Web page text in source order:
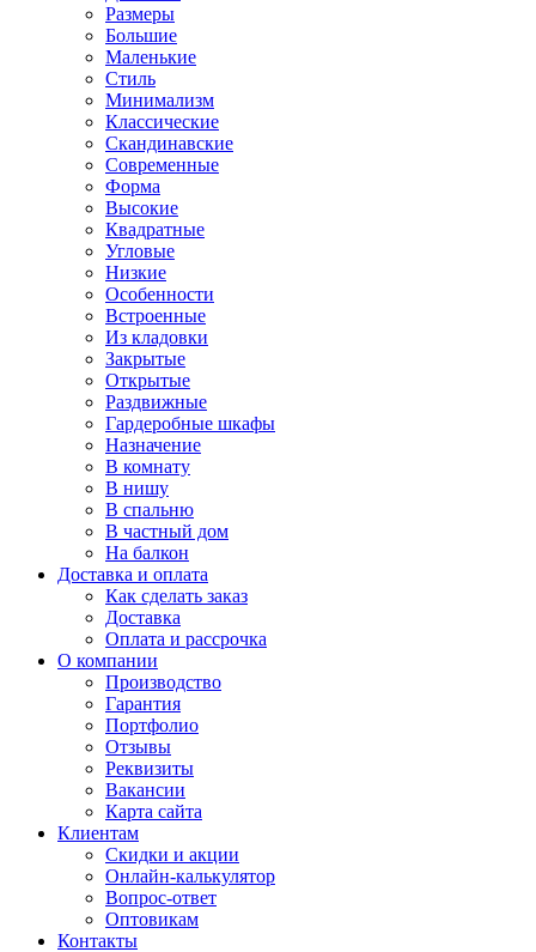
Размеры
Большие
Маленькие
Стиль
Минимализм
Классические
Скандинавские
Современные
Форма
Высокие
Квадратные
Угловые
Низкие
Особенности
Встроенные
Из кладовки
Закрытые
Открытые
Раздвижные
Гардеробные шкафы
Назначение
В комнату
В нишу
В спальню
В частный дом
На балкон
Доставка и оплата
Как сделать заказ
Доставка
Оплата и рассрочка
О компании
Производство
Гарантия
Портфолио
Отзывы
Реквизиты
Вакансии
Карта сайта
Клиентам
Скидки и акции
Онлайн-калькулятор
Вопрос-ответ
Оптовикам
Контакты